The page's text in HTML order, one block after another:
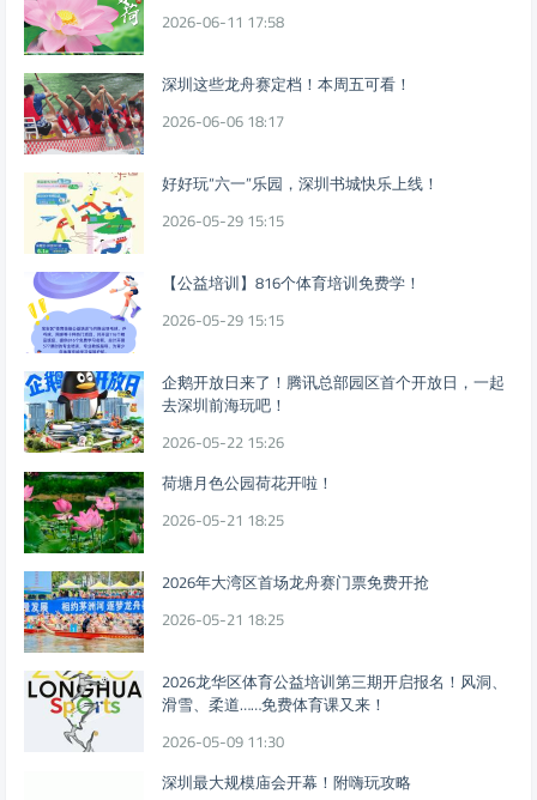
2026-06-11 17:58
深圳这些龙舟赛定档！本周五可看！
2026-06-06 18:17
好好玩“六一”乐园，深圳书城快乐上线！
2026-05-29 15:15
【公益培训】816个体育培训免费学！
2026-05-29 15:15
企鹅开放日来了！腾讯总部园区首个开放日，一起
去深圳前海玩吧！
2026-05-22 15:26
荷塘月色公园荷花开啦！
2026-05-21 18:25
2026年大湾区首场龙舟赛门票免费开抢
2026-05-21 18:25
2026龙华区体育公益培训第三期开启报名！风洞、
滑雪、柔道……免费体育课又来！
2026-05-09 11:30
深圳最大规模庙会开幕！附嗨玩攻略